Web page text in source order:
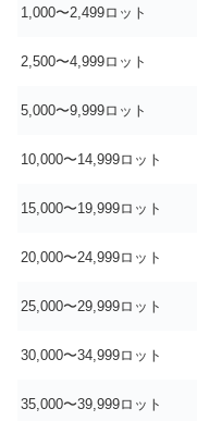
1,000〜2,499ロット
2,500〜4,999ロット
5,000〜9,999ロット
10,000〜14,999ロット
15,000〜19,999ロット
20,000〜24,999ロット
25,000〜29,999ロット
30,000〜34,999ロット
35,000〜39,999ロット